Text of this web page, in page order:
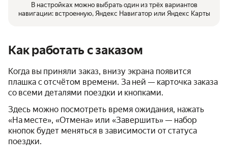
В настройках можно выбрать один из трёх вариантов
навигации: встроенную, Яндекс Навигатор или Яндекс Карты
Как работать с заказом
Когда вы приняли заказ, внизу экрана появится
плашка с отсчётом времени. За ней — карточка заказа
со всеми деталями поездки и кнопками.
Здесь можно посмотреть время ожидания, нажать
«На месте», «Отмена» или «Завершить» — набор
кнопок будет меняться в зависимости от статуса
поездки.